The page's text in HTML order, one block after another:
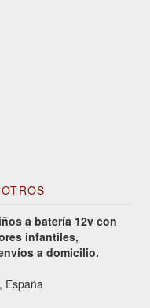
a batería 12v con
infantiles,
a domicilio.
España